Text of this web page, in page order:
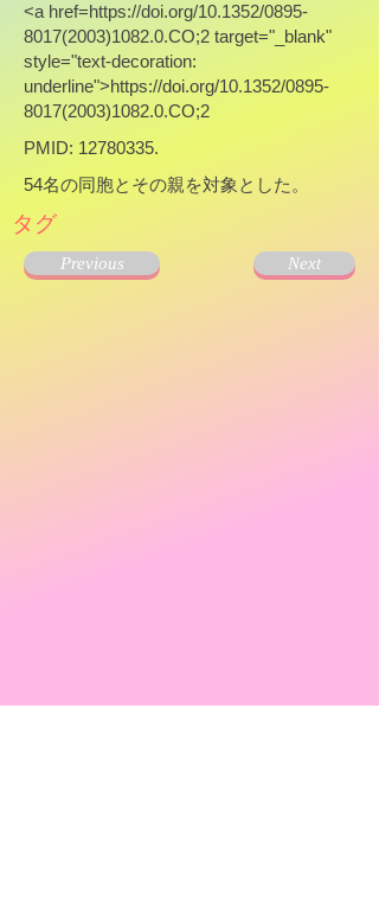
<a href=https://doi.org/10.1352/0895-
8017(2003)1082.0.CO;2 target="_blank"
style="text-decoration:
underline">https://doi.org/10.1352/0895-
8017(2003)1082.0.CO;2
PMID: 12780335.
54名の同胞とその親を対象とした。
タグ
Previous Next